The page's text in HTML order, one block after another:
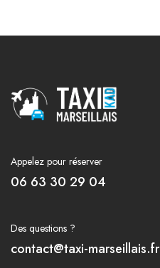
Appelez pour réserver
06 63 30 29 04
Des questions ?
contact@taxi-marseillais.fr